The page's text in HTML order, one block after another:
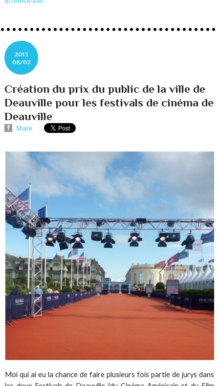
2013
08/02
Création du prix du public de la ville de
Deauville pour les festivals de cinéma de
Deauville
Share
Moi qui ai eu la chance de faire plusieurs fois partie de jurys dans